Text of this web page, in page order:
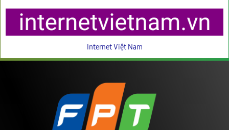
Internet Việt Nam